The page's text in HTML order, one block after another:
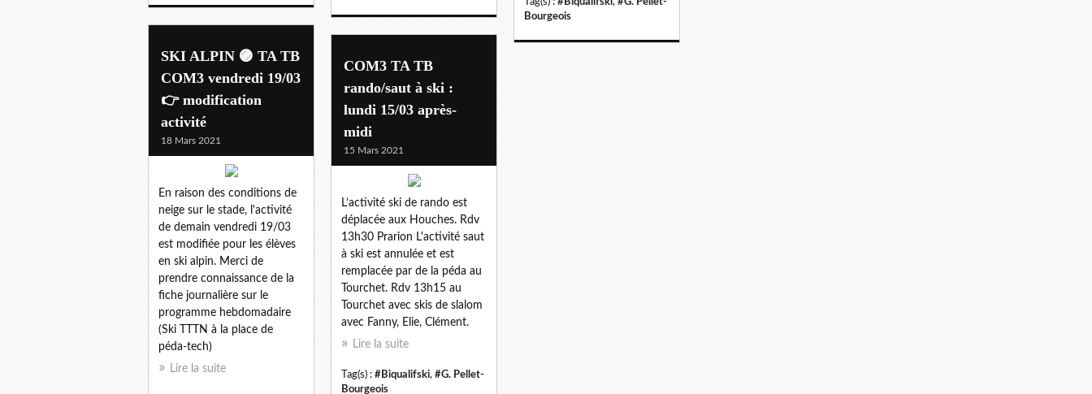
Bourgeois
SKI ALPIN 🟣 TA TB
COM3 vendredi 19/03
👉 modification
activité
18 Mars 2021
En raison des conditions de
neige sur le stade, l'activité
de demain vendredi 19/03
est modifiée pour les élèves
en ski alpin. Merci de
prendre connaissance de la
fiche journalière sur le
programme hebdomadaire
(Ski TTTN à la place de
péda-tech)
Lire la suite
COM3 TA TB
rando/saut à ski :
lundi 15/03 après-
midi
15 Mars 2021
L’activité ski de rando est
déplacée aux Houches. Rdv
13h30 Prarion L'activité saut
à ski est annulée et est
remplacée par de la péda au
Tourchet. Rdv 13h15 au
Tourchet avec skis de slalom
avec Fanny, Elie, Clément.
Lire la suite
Tag(s) : #Biqualifski, #G. Pellet-
Bourgeois